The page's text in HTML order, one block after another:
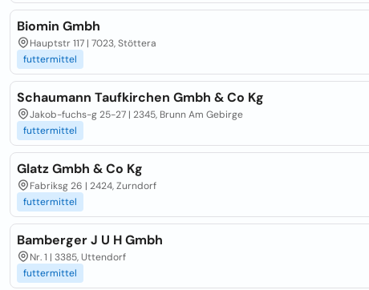
Biomin Gmbh
Hauptstr 117 | 7023, Stöttera
futtermittel
Schaumann Taufkirchen Gmbh & Co Kg
Jakob-fuchs-g 25-27 | 2345, Brunn Am Gebirge
futtermittel
Glatz Gmbh & Co Kg
Fabriksg 26 | 2424, Zurndorf
futtermittel
Bamberger J U H Gmbh
Nr. 1 | 3385, Uttendorf
futtermittel